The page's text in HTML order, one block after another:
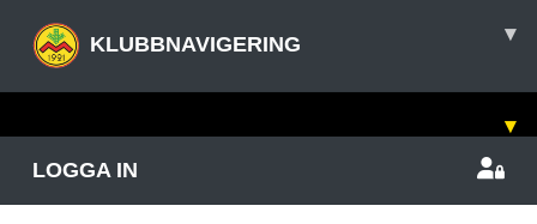
KLUBBNAVIGERING ▾
▾
LOGGA IN